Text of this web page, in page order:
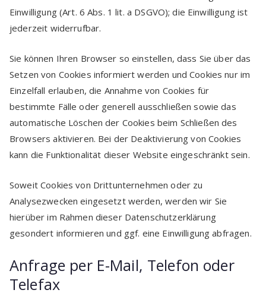
Einwilligung (Art. 6 Abs. 1 lit. a DSGVO); die Einwilligung ist
jederzeit widerrufbar.
Sie können Ihren Browser so einstellen, dass Sie über das
Setzen von Cookies informiert werden und Cookies nur im
Einzelfall erlauben, die Annahme von Cookies für
bestimmte Fälle oder generell ausschließen sowie das
automatische Löschen der Cookies beim Schließen des
Browsers aktivieren. Bei der Deaktivierung von Cookies
kann die Funktionalität dieser Website eingeschränkt sein.
Soweit Cookies von Drittunternehmen oder zu
Analysezwecken eingesetzt werden, werden wir Sie
hierüber im Rahmen dieser Datenschutzerklärung
gesondert informieren und ggf. eine Einwilligung abfragen.
Anfrage per E-Mail, Telefon oder
Telefax